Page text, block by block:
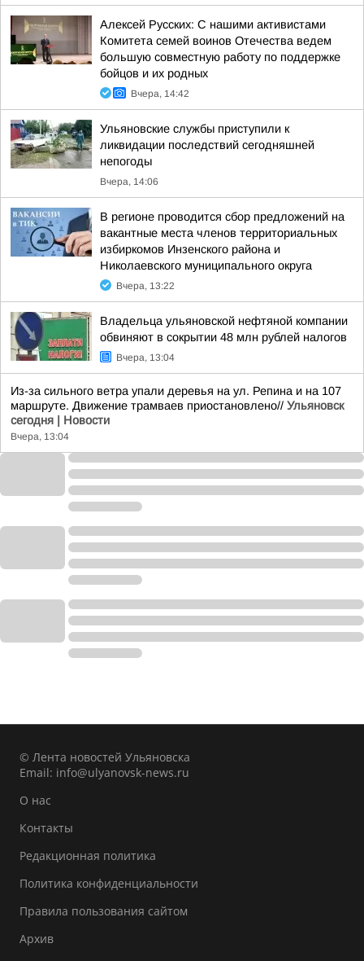
Алексей Русских: С нашими активистами
Комитета семей воинов Отечества ведем
большую совместную работу по поддержке
бойцов и их родных
Вчера, 14:42
Ульяновские службы приступили к
ликвидации последствий сегодняшней
непогоды
Вчера, 14:06
В регионе проводится сбор предложений на
вакантные места членов территориальных
избиркомов Инзенского района и
Николаевского муниципального округа
Вчера, 13:22
Владельца ульяновской нефтяной компании
обвиняют в сокрытии 48 млн рублей налогов
Вчера, 13:04
Из-за сильного ветра упали деревья на ул. Репина и на 107
маршруте. Движение трамваев приостановлено// Ульяновск
сегодня | Новости
Вчера, 13:04
© Лента новостей Ульяновска
Email: info@ulyanovsk-news.ru
О нас
Контакты
Редакционная политика
Политика конфиденциальности
Правила пользования сайтом
Архив